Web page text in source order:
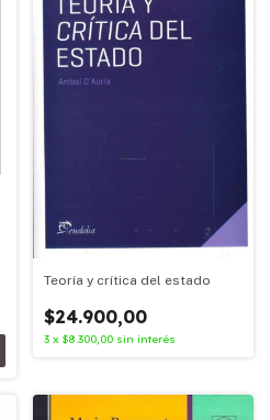
Teoría y crítica del estado
$24.900,00
3 x $8.300,00 sin interés